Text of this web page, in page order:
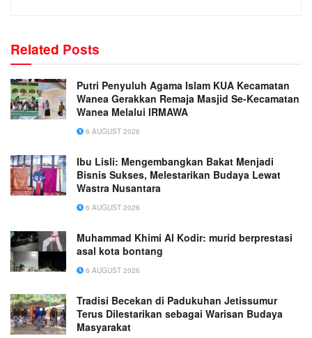
Related Posts
Putri Penyuluh Agama Islam KUA Kecamatan
Wanea Gerakkan Remaja Masjid Se-Kecamatan
Wanea Melalui IRMAWA
6 AUGUST 2026
Ibu Lisli: Mengembangkan Bakat Menjadi
Bisnis Sukses, Melestarikan Budaya Lewat
Wastra Nusantara
6 AUGUST 2026
Muhammad Khimi Al Kodir: murid berprestasi
asal kota bontang
6 AUGUST 2026
Tradisi Becekan di Padukuhan Jetissumur
Terus Dilestarikan sebagai Warisan Budaya
Masyarakat